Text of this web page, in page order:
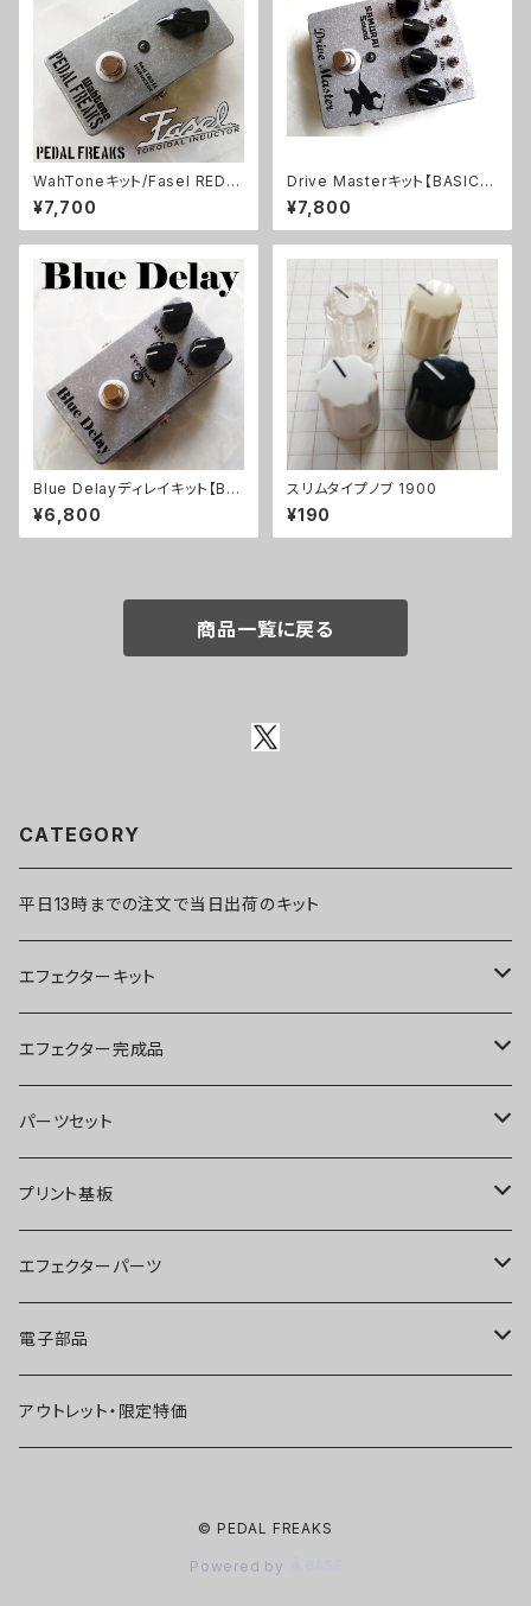
WahToneキット/Fasel REDイ
ンダクター仕様【PEDAL FREA
KS 】
¥7,700
Drive Masterキット【BASIC K
IT】
¥7,800
Blue Delayディレイキット【BA
SIC KIT】
¥6,800
スリムタイプノブ 1900
¥190
商品一覧に戻る
CATEGORY
平日13時までの注文で当日出荷のキット
エフェクターキット
ブースター
オーバードライブ
ディストーション
ファズ
プリアンプ
空間系
エフェクター完成品
ブースター
オーバードライブ
ディストーション
ファズ
空間系
パーツセット
ブースター
オーバードライブ
ディストーション
ファズ
プリント基板
オーバードライブ
ディストーション
ファズ
エフェクターパーツ
スイッチ
ジャック
電子部品
IC
アウトレット・限定特価
© PEDAL FREAKS
Powered by